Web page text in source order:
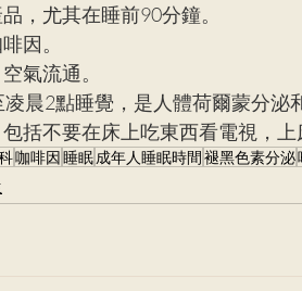
，尤其在睡前90分鐘。
因。
氣流通。
晨2點睡覺，是人體荷爾蒙分泌
括不要在床上吃東西看電視，上
咖啡因睡眠成年人睡眠時間褪黑色素分泌